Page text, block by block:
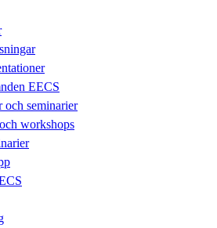
EECS
och seminarier
workshops